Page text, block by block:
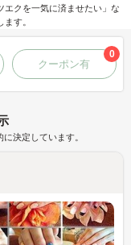
エクを一気に済ませたい」な
す。
クーポン有
0
決定しています。